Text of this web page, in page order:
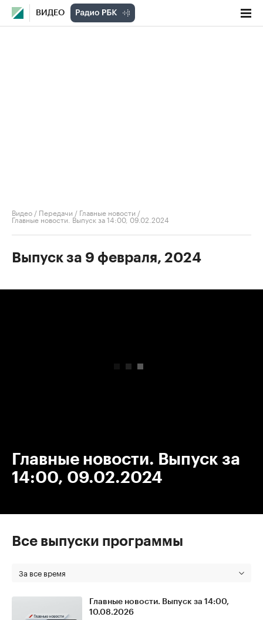
ВИДЕО
Видео / Передачи / Главные новости /
Главные новости. Выпуск за 14:00, 09.02.2024
Выпуск за 9 февраля, 2024
Главные новости. Выпуск за
14:00, 09.02.2024
Все выпуски программы
За все время
Главные новости. Выпуск за 14:00,
10.08.2026